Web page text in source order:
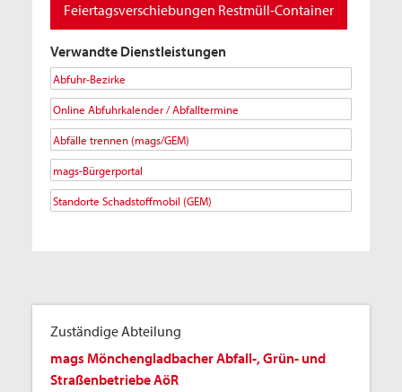
Feiertagsverschiebungen Restmüll-Container
Verwandte Dienstleistungen
Abfuhr-Bezirke
Online Abfuhrkalender / Abfalltermine
Abfälle trennen (mags/GEM)
mags-Bürgerportal
Standorte Schadstoffmobil (GEM)
Zuständige Abteilung
mags Mönchengladbacher Abfall-, Grün- und
Straßenbetriebe AöR